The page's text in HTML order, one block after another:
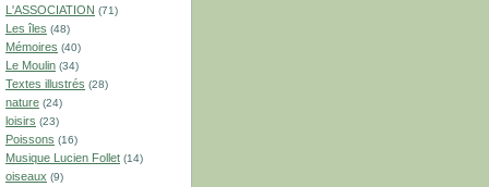
L'ASSOCIATION (71)
Les îles (48)
Mémoires (40)
Le Moulin (34)
Textes illustrés (28)
nature (24)
loisirs (23)
Poissons (16)
Musique Lucien Follet (14)
oiseaux (9)